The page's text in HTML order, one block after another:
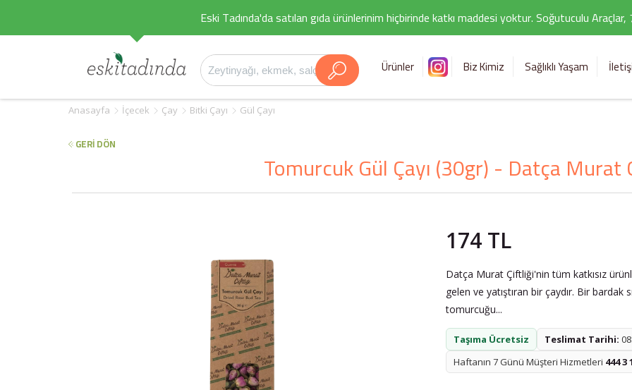
Eski Tadında'da satılan gıda ürünlerinim hiçbirinde katkı maddesi yoktur. Soğutuculu
Ürünler Biz Kimiz Sağlıklı Yaşam
Anasayfa İçecek Çay Bitki Çayı Gül Çayı
GERİ DÖN
Tomurcuk Gül Çayı (30gr) - Datça
174 TL
Datça Murat Çiftliği'nin tüm katkısız
gelen ve yatıştıran bir çaydır. Bir
tomurcuğu...
Taşıma Ücretsiz Teslimat Tarihi:
Haftanın 7 Günü Müşteri Hizmetleri 444 3